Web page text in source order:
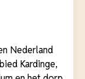
Nederland
Kardinge,